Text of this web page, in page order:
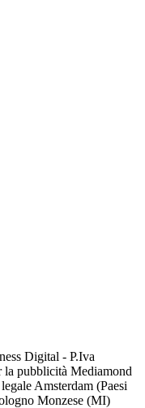
Digital - P.Iva
pubblicità Mediamond
Amsterdam (Paesi
Monzese (MI)